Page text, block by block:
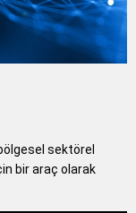
sektörel
bir araç olarak